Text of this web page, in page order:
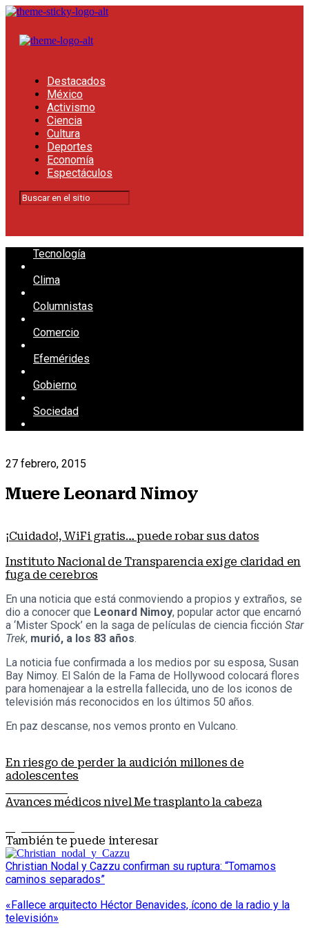
Destacados
México
Activismo
Ciencia
Cultura
Deportes
Economía
Espectáculos
Tecnología
Clima
Columnistas
Comercio
Efemérides
Gobierno
Sociedad
27 febrero, 2015
Muere Leonard Nimoy
¡Cuidado!, WiFi gratis… puede robar sus datos
Instituto Nacional de Transparencia exige claridad en
fuga de cerebros
En una noticia que está conmoviendo a propios y extraños, se
dio a conocer que Leonard Nimoy, popular actor que encarnó
a ‘Mister Spock’ en la saga de películas de ciencia ficción Star
Trek, murió, a los 83 años.
La noticia fue confirmada a los medios por su esposa, Susan
Bay Nimoy. El Salón de la Fama de Hollywood colocará flores
para homenajear a la estrella fallecida, uno de los iconos de
televisión más reconocidos en los últimos 50 años.
En paz descanse, nos vemos pronto en Vulcano.
En riesgo de perder la audición millones de
adolescentes
Avances médicos nivel Me trasplanto la cabeza
También te puede interesar
Christian Nodal y Cazzu confirman su ruptura: “Tomamos
caminos separados”
«Fallece arquitecto Héctor Benavides, ícono de la radio y la
televisión»